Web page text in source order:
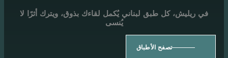
كل طبق لبناني يُكمل لقاءك بذوق، ويترك أثرًا لا
تصفح اﻷطباق